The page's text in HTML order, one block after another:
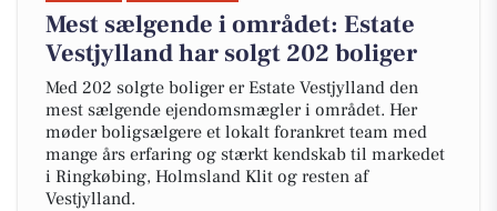
Mest sælgende i området: Estate
Vestjylland har solgt 202 boliger
Med 202 solgte boliger er Estate Vestjylland den
mest sælgende ejendomsmægler i området. Her
møder boligsælgere et lokalt forankret team med
mange års erfaring og stærkt kendskab til markedet
i Ringkøbing, Holmsland Klit og resten af
Vestjylland.